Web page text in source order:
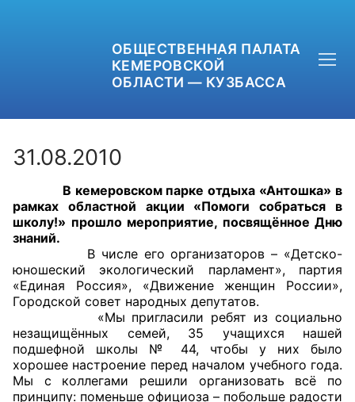
ОБЩЕСТВЕННАЯ ПАЛАТА
КЕМЕРОВСКОЙ
ОБЛАСТИ — КУЗБАССА
+7 (3842) 58-82-40
ОБРАТНАЯ СВЯЗЬ
Главная
31.08.2010
В кемеровском парке отдыха «Антошка» в
рамках областной акции «Помоги собраться в
школу!» прошло мероприятие, посвящённое Дню
знаний.
В числе его организаторов – «Детско-
юношеский экологический парламент», партия
«Единая Россия», «Движение женщин России»,
Городской совет народных депутатов.
«Мы пригласили ребят из социально
незащищённых семей, 35 учащихся нашей
подшефной школы № 44, чтобы у них было
хорошее настроение перед началом учебного года.
Мы с коллегами решили организовать всё по
принципу: поменьше официоза – побольше радости